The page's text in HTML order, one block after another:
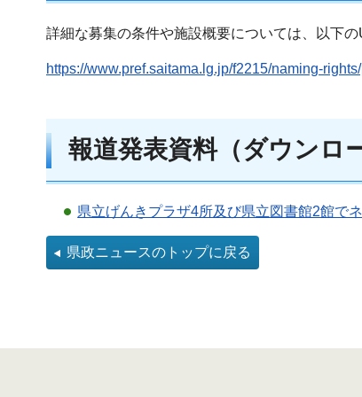
詳細な募集の条件や施設概要については、以下の
https://www.pref.saitama.lg.jp/f2215/naming-
報道発表資料（ダウンロ
県立げんきプラザ4所及び県立図書館2館で
県政ニュースのトップに戻る